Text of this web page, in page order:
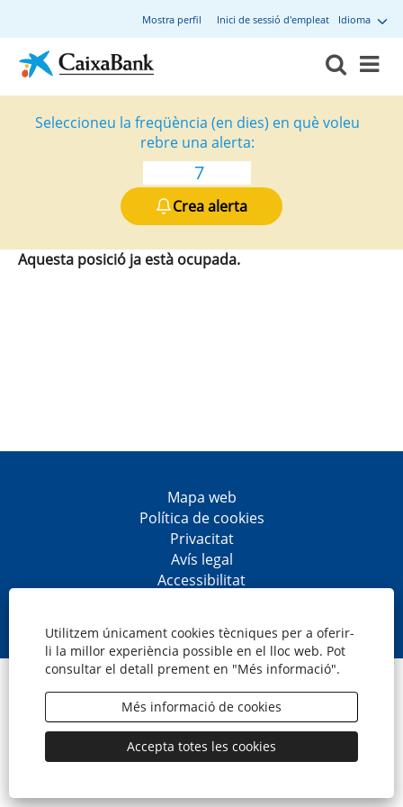
Utilitzem únicament cookies tècniques per a oferir-
li la millor experiència possible en el lloc web. Pot
consultar el detall prement en "Més informació".
Més informació de cookies
Accepta totes les cookies
Idioma
Mostra perfil Inici de sessió d'empleat
Seleccioneu la freqüència (en dies) en què voleu
rebre una alerta:
Crea alerta
Aquesta posició ja està ocupada.
Mapa web
Política de cookies
Privacitat
Avís legal
Accessibilitat
o
b
r
e
n
u
n
a
p
t
o
b
r
e
n
u
n
a
p
t
o
b
r
e
n
u
n
a
p
t
o
b
r
e
n
u
n
a
p
t
© CaixaBank, S.A.